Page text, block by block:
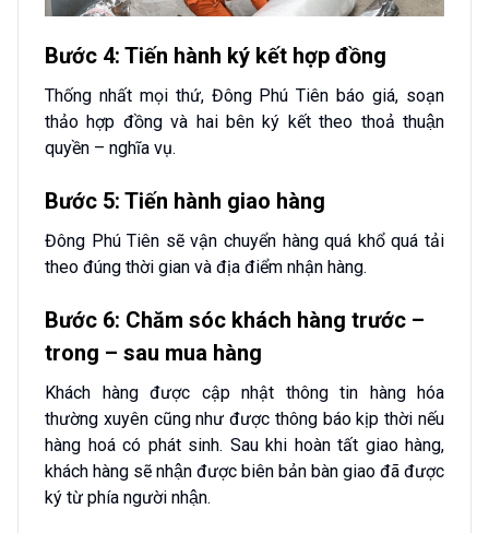
Bước 4: Tiến hành ký kết hợp đồng
Thống nhất mọi thứ, Đông Phú Tiên báo giá, soạn
thảo hợp đồng và hai bên ký kết theo thoả thuận
quyền – nghĩa vụ.
Bước 5: Tiến hành giao hàng
Đông Phú Tiên sẽ vận chuyển hàng quá khổ quá tải
theo đúng thời gian và địa điểm nhận hàng.
Bước 6: Chăm sóc khách hàng trước –
trong – sau mua hàng
Khách hàng được cập nhật thông tin hàng hóa
thường xuyên cũng như được thông báo kịp thời nếu
hàng hoá có phát sinh. Sau khi hoàn tất giao hàng,
khách hàng sẽ nhận được biên bản bàn giao đã được
ký từ phía người nhận.